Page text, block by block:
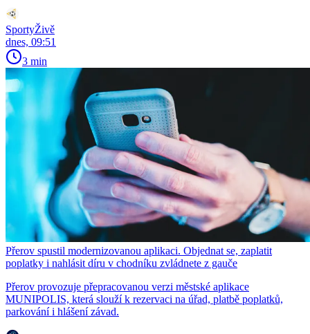
SportyŽivě
dnes, 09:51
3 min
Přerov spustil modernizovanou aplikaci. Objednat se, zaplatit
poplatky i nahlásit díru v chodníku zvládnete z gauče
Přerov provozuje přepracovanou verzi městské aplikace
MUNIPOLIS, která slouží k rezervaci na úřad, platbě poplatků,
parkování i hlášení závad.